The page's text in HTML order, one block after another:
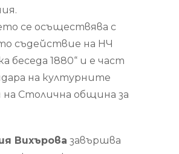
се осъществява с
съдействие на НЧ
беседа 1880“ и е част
на културните
Столична община за
Вихърова завършва